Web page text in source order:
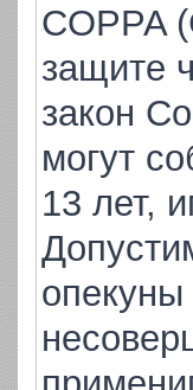
COPPA
защите
закон
могут
13 лет,